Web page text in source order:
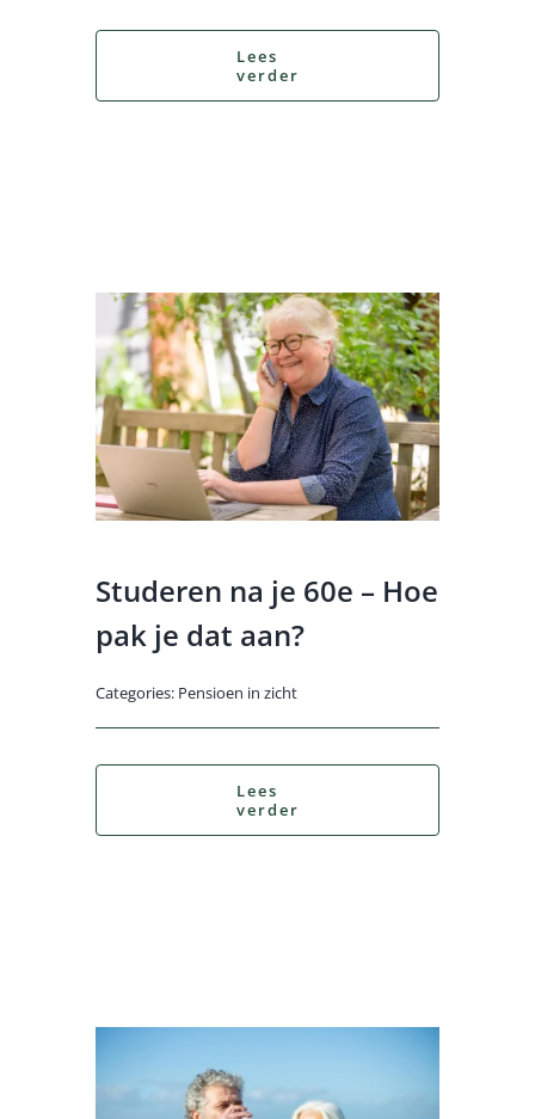
Lees
verder
Studeren na je 60e – Hoe
pak je dat aan?
Categories: Pensioen in zicht
Lees
verder